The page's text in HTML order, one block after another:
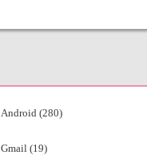
Android (280)
Gmail (19)